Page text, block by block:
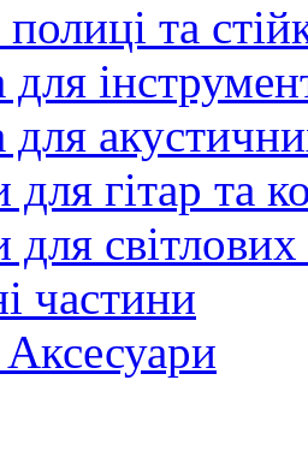
полиці та
для
для
для гітар та
для
частини